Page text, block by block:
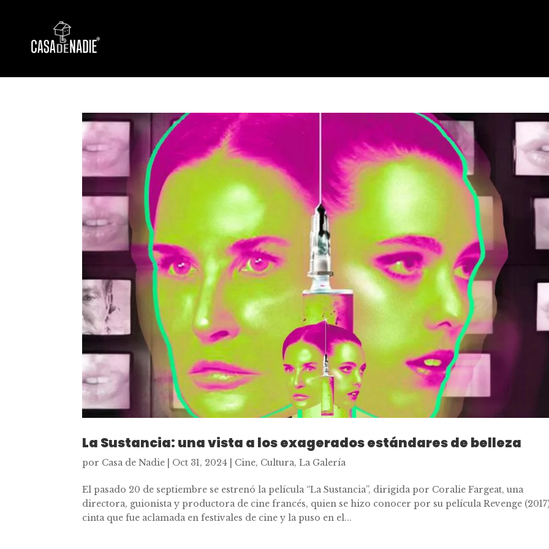
La Sustancia: una vista a los exagerados estándares de belleza
por Casa de Nadie Oct 31, 2024 Cine, Cultura,La Galería
El pasado 20 de septiembre se estrenó la película “La Sustancia”, dirigida por Coralie Fargeat, una
directora, guionista y productora de cine francés, quien se hizo conocer por su película Revenge
cinta que fue aclamada en festivales de cine y la puso en el...